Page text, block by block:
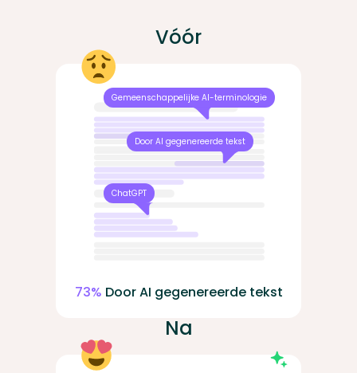
Vóór
73% Door AI gegenereerde tekst
Gemeenschappelijke AI-terminologie
Door AI gegenereerde tekst
ChatGPT
Na